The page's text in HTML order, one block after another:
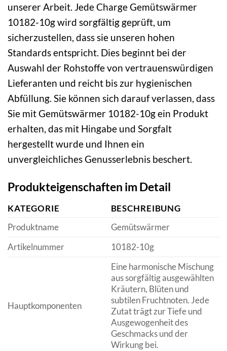
unserer Arbeit. Jede Charge Gemütswärmer
10182-10g wird sorgfältig geprüft, um
sicherzustellen, dass sie unseren hohen
Standards entspricht. Dies beginnt bei der
Auswahl der Rohstoffe von vertrauenswürdigen
Lieferanten und reicht bis zur hygienischen
Abfüllung. Sie können sich darauf verlassen, dass
Sie mit Gemütswärmer 10182-10g ein Produkt
erhalten, das mit Hingabe und Sorgfalt
hergestellt wurde und Ihnen ein
unvergleichliches Genusserlebnis beschert.
Produkteigenschaften im Detail
KATEGORIE
BESCHREIBUNG
Produktname
Gemütswärmer
Artikelnummer
10182-10g
Hauptkomponenten
Eine harmonische Mischung
aus sorgfältig ausgewählten
Kräutern, Blüten und
subtilen Fruchtnoten. Jede
Zutat trägt zur Tiefe und
Ausgewogenheit des
Geschmacks und der
Wirkung bei.